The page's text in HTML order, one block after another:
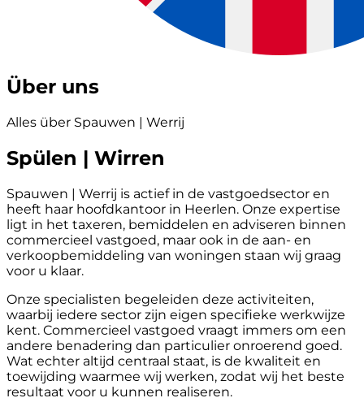
Über uns
Alles über Spauwen | Werrij
Spülen | Wirren
Spauwen | Werrij is actief in de vastgoedsector en
heeft haar hoofdkantoor in Heerlen. Onze expertise
ligt in het taxeren, bemiddelen en adviseren binnen
commercieel vastgoed, maar ook in de aan- en
verkoopbemiddeling van woningen staan wij graag
voor u klaar.
Onze specialisten begeleiden deze activiteiten,
waarbij iedere sector zijn eigen specifieke werkwijze
kent. Commercieel vastgoed vraagt immers om een
andere benadering dan particulier onroerend goed.
Wat echter altijd centraal staat, is de kwaliteit en
toewijding waarmee wij werken, zodat wij het beste
resultaat voor u kunnen realiseren.